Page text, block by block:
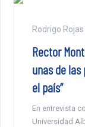
Rodrigo Rojas
Rector
unas de
el país”
En entrevista
Universidad